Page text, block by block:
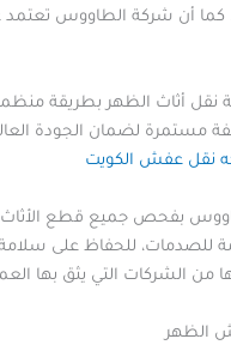
كما أن شركة الطاووس
نقل أثاث الظهر بطريقة
مستمرة لضمان الجودة
نقل عفش الكويت
بفحص جميع قطع الأثاث
للصدمات، للحفاظ على
من الشركات التي يثق بها
الظهر